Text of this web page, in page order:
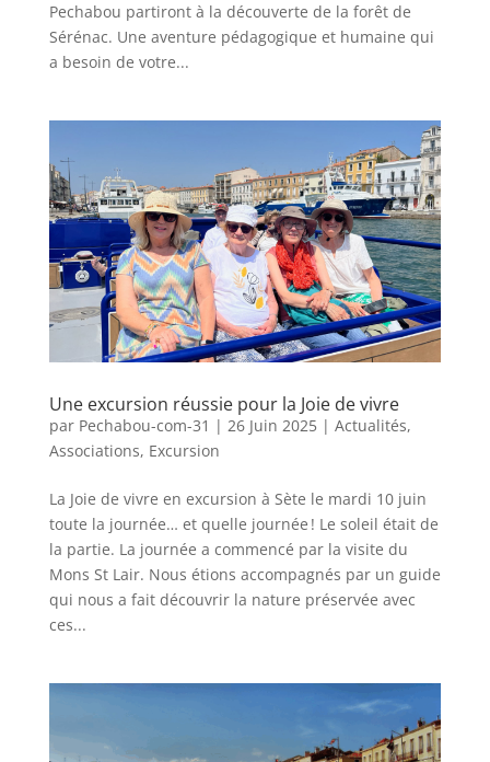
Pechabou partiront à la découverte de la forêt de
Sérénac. Une aventure pédagogique et humaine qui
a besoin de votre...
Une excursion réussie pour la Joie de vivre
par Pechabou-com-31 | 26 Juin 2025| Actualités,
Associations, Excursion
La Joie de vivre en excursion à Sète le mardi 10 juin
toute la journée… et quelle journée ! Le soleil était de
la partie. La journée a commencé par la visite du
Mons St Lair. Nous étions accompagnés par un guide
qui nous a fait découvrir la nature préservée avec
ces...